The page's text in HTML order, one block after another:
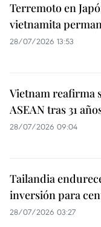
Terremoto en
vietnamita
28/07/2026 13:53
Vietnam reafirma
ASEAN tras 31
28/07/2026 09:04
Tailandia
inversión para
28/07/2026 03:27